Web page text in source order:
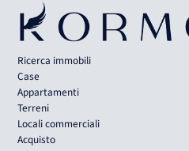
Ricerca immobili
Case
Appartamenti
Terreni
Locali commerciali
Acquisto